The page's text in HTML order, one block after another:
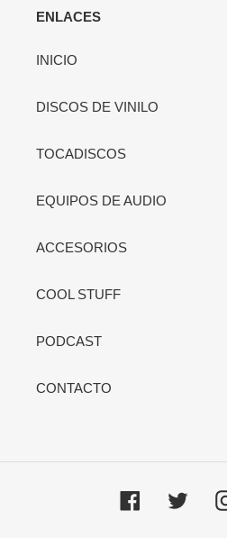
ENLACES
INICIO
DISCOS DE VINILO
TOCADISCOS
EQUIPOS DE AUDIO
ACCESORIOS
COOL STUFF
PODCAST
CONTACTO
Facebook Twitter